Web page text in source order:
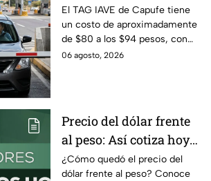
razones por las que no
pasa en la caseta
El TAG IAVE de Capufe tiene
un costo de aproximadamente
de $80 a los $94 pesos, con
IVA incluido; te compartimos
06 agosto, 2026
Precio del dólar frente
al peso: Así cotiza hoy 6
de agosto 2026
¿Cómo quedó el precio del
dólar frente al peso? Conoce